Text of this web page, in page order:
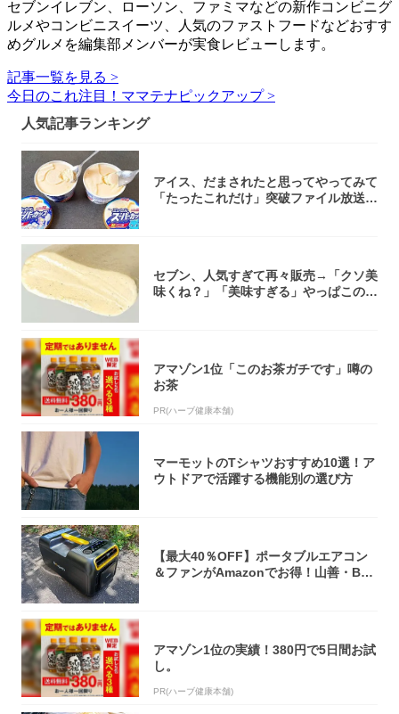
セブンイレブン、ローソン、ファミマなどの新作コンビニグ
ルメやコンビニスイーツ、人気のファストフードなどおすす
めグルメを編集部メンバーが実食レビューします。
記事一覧を見る >
今日のこれ注目！ママテナピックアップ >
人気記事ランキング
アイス、だまされたと思ってやってみて
「たったこれだけ」突破ファイル放送で
セブン、人気すぎて再々販売→「クソ美
味くね？」「美味すぎる」やっぱこのク
アマゾン1位「このお茶ガチです」噂の
お茶
PR(ハーブ健康本舗)
マーモットのTシャツおすすめ10選！ア
ウトドアで活躍する機能別の選び方
【最大40％OFF】ポータブルエアコン
＆ファンがAmazonでお得！山善・Bo
アマゾン1位の実績！380円で5日間お試
し。
PR(ハーブ健康本舗)